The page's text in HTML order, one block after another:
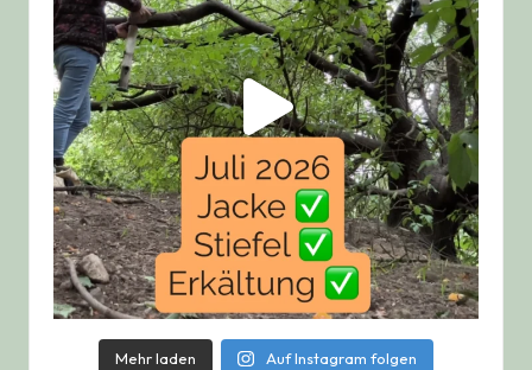
Mehr laden Auf Instagram folgen